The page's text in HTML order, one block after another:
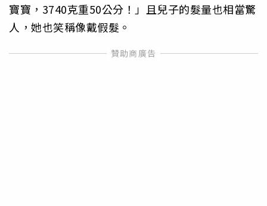
寶寶，3740克重50公分！」且兒子的髮量也相當驚
人，她也笑稱像戴假髮。